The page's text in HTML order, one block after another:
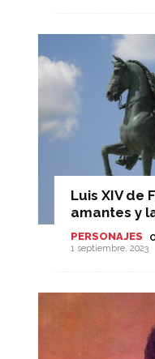
Luis XIV de
amantes y
PERSONAJES
1 septiembre, 2023